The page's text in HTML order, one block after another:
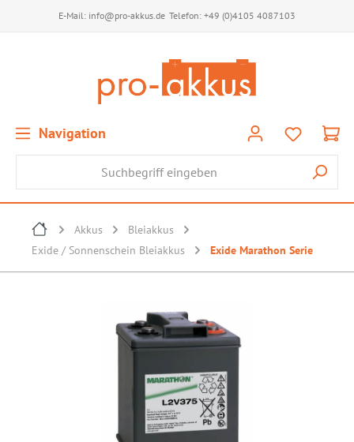
E-Mail: info@pro-akkus.de Telefon: +49 (0)4105 4087103
Navigation
Akkus
Bleiakkus
Exide / Sonnenschein Bleiakkus
Exide Marathon Serie
Bildergalerie überspringen